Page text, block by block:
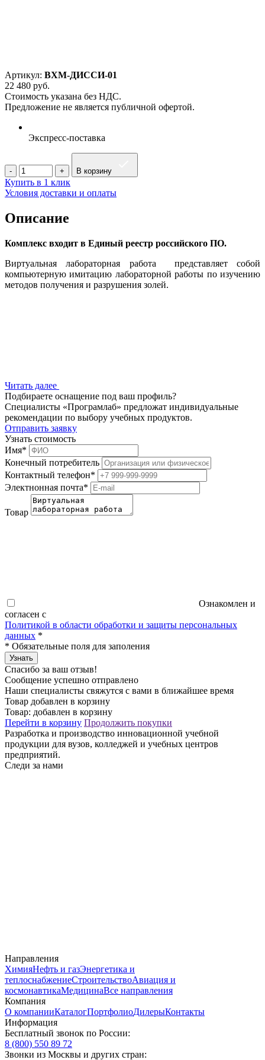
Артикул: ВХМ-ДИССИ-01
22 480 руб.
Стоимость указана без НДС.
Предложение не является публичной офертой.
Экспресс-поставка
В корзину
Купить в 1 клик
Условия доставки и оплаты
Описание
Комплекс входит в Единый реестр российского ПО.
Виртуальная лабораторная работа представляет собой
компьютерную имитацию лабораторной работы по изучению
методов получения и разрушения золей.
Читать далее
Подбираете оснащение под ваш профиль?
Специалисты «Програмлаб» предложат индивидуальные
рекомендации по выбору учебных продуктов.
Отправить заявку
Узнать стоимость
Имя*
Конечный потребитель
Контактный телефон*
Электнонная почта*
Товар
Ознакомлен и
согласен с
Политикой в области обработки и защиты персональных
данных *
* Обязательные поля для заполения
Узнать
Спасибо за ваш отзыв!
Сообщение успешно отправлено
Наши специалисты свяжутся с вами в ближайшее время
Товар добавлен в корзину
Товар: добавлен в корзину
Перейти в корзину Продолжить покупки
Разработка и производство инновационной учебной
продукции для вузов, колледжей и учебных центров
предприятий.
Следи за нами
Направления
ХимияНефть и газЭнергетика и
теплоснабжениеСтроительствоАвиация и
космонавтикаМедицинаВсе направления
Компания
О компанииКаталогПортфолиоДилерыКонтакты
Информация
Бесплатный звонок по России:
8 (800) 550 89 72
Звонки из Москвы и других стран: